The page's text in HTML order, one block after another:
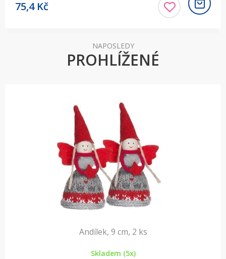
75,4 Kč
NAPOSLEDY
PROHLÍŽENÉ
Andílek, 9 cm, 2 ks
Skladem (5x)